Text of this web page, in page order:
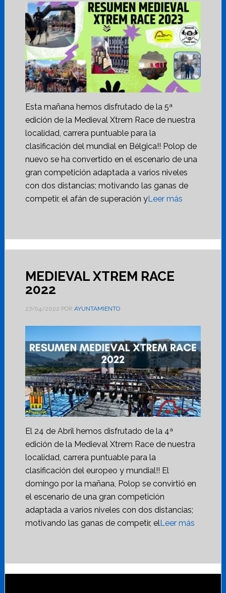
Esta mañana hemos disfrutado de la 5ª
edición de la Medieval Xtrem Race de nuestra
localidad, carrera puntuable para la
clasificación del mundial en Bélgica!! Polop de
nuevo se ha convertido en el escenario de una
gran competición adaptada a varios niveles
con dos distancias; motivando las ganas de
competir, el afán de superación yLeer más
MEDIEVAL XTREM RACE
2022
27/04/2022 POR AYUNTAMIENTO
El 24 de Abril hemos disfrutado de la 4ª
edición de la Medieval Xtrem Race de nuestra
localidad, carrera puntuable para la
clasificación del europeo y mundial!! El
domingo por la mañana, Polop se convirtió en
el escenario de una gran competición
adaptada a varios niveles con dos distancias;
motivando las ganas de competir, elLeer más